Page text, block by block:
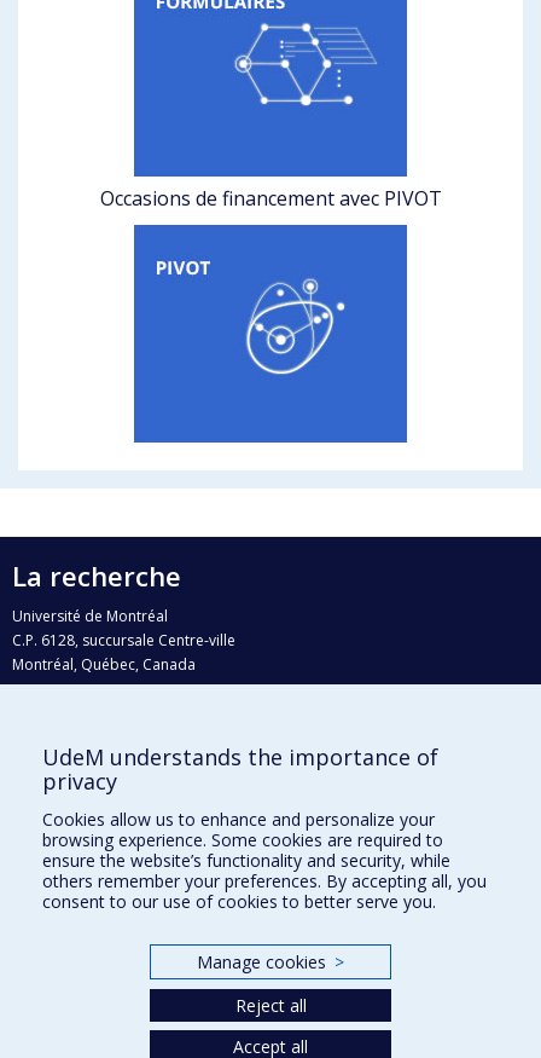
Occasions de financement avec PIVOT
La recherche
Université de Montréal
C.P. 6128, succursale Centre-ville
Montréal, Québec, Canada
H3C 3J7
Qui fait quoi?
Nous trouver
Plan du site
Accessibilité
UdeM understands the importance of
privacy
Cookies allow us to enhance and personalize your
browsing experience. Some cookies are required to
ensure the website’s functionality and security, while
others remember your preferences. By accepting all, you
consent to our use of cookies to better serve you.
Manage cookies >
Reject all
Accept all